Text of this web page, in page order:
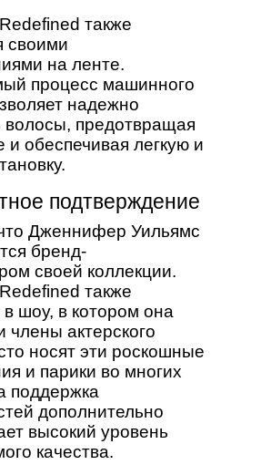
также
своими
на ленте.
процесс машинного
надежно
волосы, предотвращая
и обеспечивая легкую и
подтверждение
Дженнифер Уильямс
бренд-
своей коллекции.
также
в шоу, в котором она
члены актерского
носят эти роскошные
и парики во многих
поддержка
дополнительно
высокий уровень
качества.